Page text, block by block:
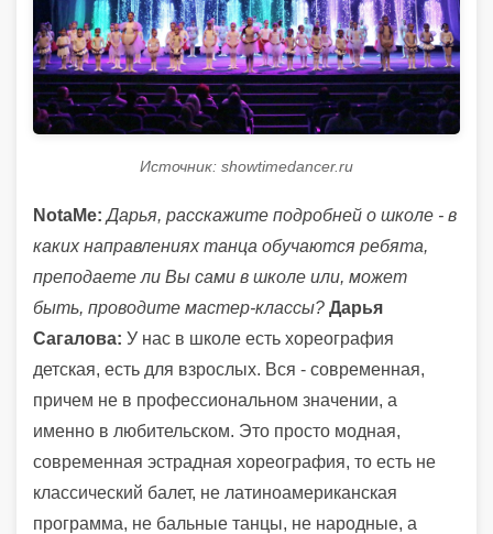
Источник: showtimedancer.ru
NotaMe:Дарья, расскажите подробней о школе - в
каких направлениях танца обучаются ребята,
преподаете ли Вы сами в школе или, может
быть, проводите мастер-классы? Дарья
Сагалова: У нас в школе есть хореография
детская, есть для взрослых. Вся - современная,
причем не в профессиональном значении, а
именно в любительском. Это просто модная,
современная эстрадная хореография, то есть не
классический балет, не латиноамериканская
программа, не бальные танцы, не народные, а